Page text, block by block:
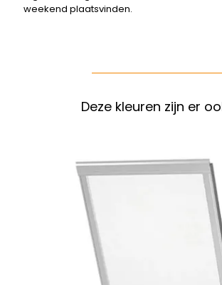
weekend plaatsvinden.
Deze kleuren zijn er